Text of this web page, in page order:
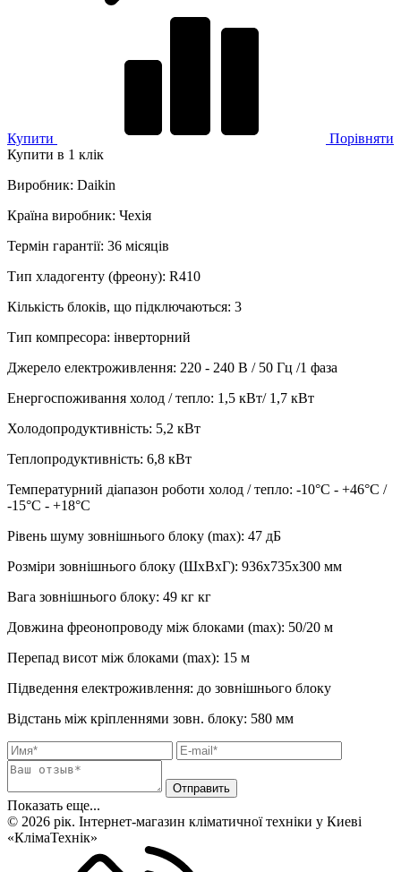
Купити
Порівняти
Купити в 1 клік
Виробник: Daikin
Країна виробник: Чехія
Термін гарантії: 36 місяців
Тип хладогенту (фреону): R410
Кількість блоків, що підключаються: 3
Тип компресора: інверторний
Джерело електроживлення: 220 - 240 В / 50 Гц /1 фаза
Енергоспоживання холод / тепло: 1,5 кВт/ 1,7 кВт
Холодопродуктивність: 5,2 кВт
Теплопродуктивність: 6,8 кВт
Температурний діапазон роботи холод / тепло: -10°С - +46°С /
-15°С - +18°С
Рівень шуму зовнішнього блоку (max): 47 дБ
Розміри зовнішнього блоку (ШхВхГ): 936х735x300 мм
Вага зовнішнього блоку: 49 кг кг
Довжина фреонопроводу між блоками (max): 50/20 м
Перепад висот між блоками (max): 15 м
Підведення електроживлення: до зовнішнього блоку
Відстань між кріпленнями зовн. блоку: 580 мм
Показать еще...
© 2026 рік. Інтернет-магазин кліматичної техніки у Киеві
«КлімаТехнік»